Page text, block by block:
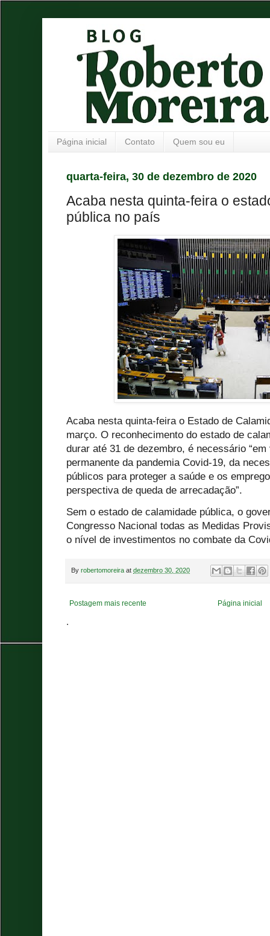
Página inicial Contato Quem sou eu
quarta-feira, 30 de dezembro de 2020
Acaba nesta quinta-feira o
pública no país
Acaba nesta quinta-feira o Estado de
março. O reconhecimento do estado de
durar até 31 de dezembro, é necessário
permanente da pandemia Covid-19, da
públicos para proteger a saúde e os
perspectiva de queda de arrecadação”.
Sem o estado de calamidade pública, o
Congresso Nacional todas as Medidas
o nível de investimentos no combate da
By robertomoreira at dezembro 30, 2020
Postagem mais recente Página inicial
.